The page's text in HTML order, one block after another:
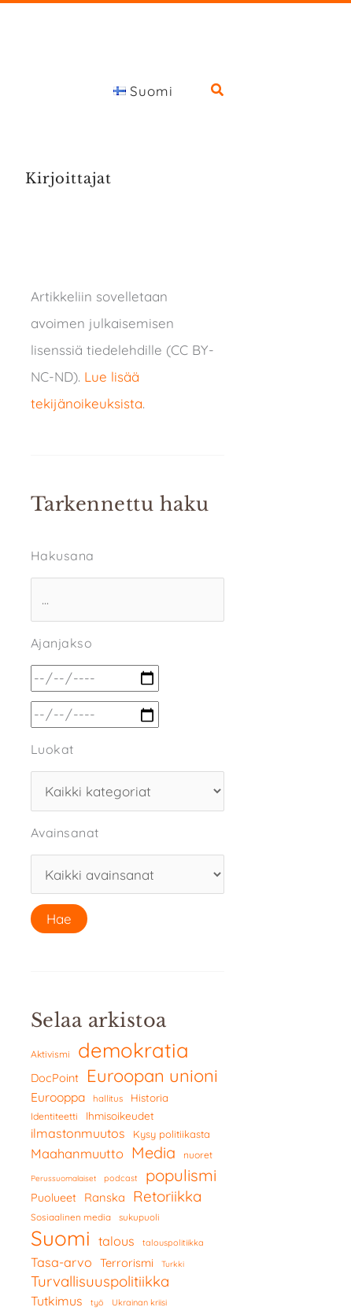
Suomi
Kirjoittajat
Artikkeliin sovelletaan
avoimen julkaisemisen
lisenssiä tiedelehdille (CC BY-
NC-ND). Lue lisää
tekijänoikeuksista.
Tarkennettu haku
Hakusana
Ajanjakso
Luokat
Avainsanat
Selaa arkistoa
Aktivismi demokratia
DocPoint Euroopan unioni
Eurooppa hallitus Historia
Identiteetti Ihmisoikeudet
ilmastonmuutos Kysy politiikasta
Maahanmuutto Media nuoret
Perussuomalaiset podcast populismi
Puolueet Ranska Retoriikka
Sosiaalinen media sukupuoli
Suomi talous talouspolitiikka
Tasa-arvo Terrorismi Turkki
Turvallisuuspolitiikka
Tutkimus työ Ukrainan kriisi